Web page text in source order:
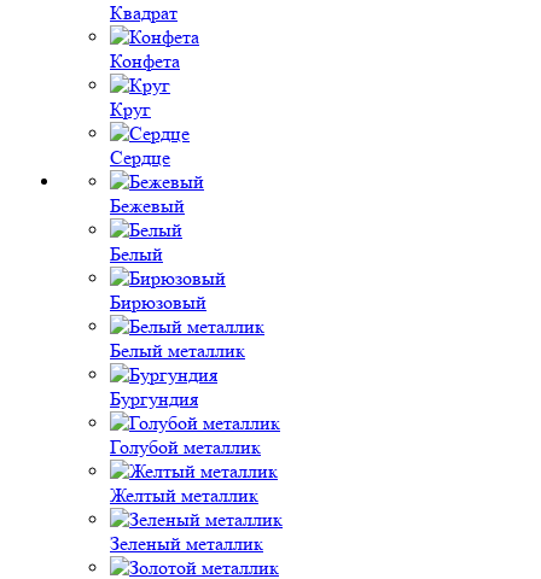
Квадрат
Конфета
Круг
Сердце
Бежевый
Белый
Бирюзовый
Белый металлик
Бургундия
Голубой металлик
Желтый металлик
Зеленый металлик